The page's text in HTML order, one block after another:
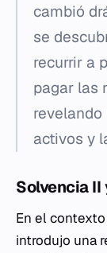
cambió
se
recurrir a
pagar las
activos y
Solvencia
En el
introdujo una